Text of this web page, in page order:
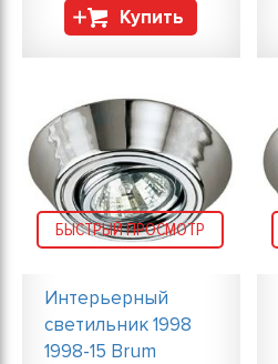
Купить
БЫСТРЫЙ ПРОСМОТР
Интерьерный
светильник 1998
1998-15 Brum